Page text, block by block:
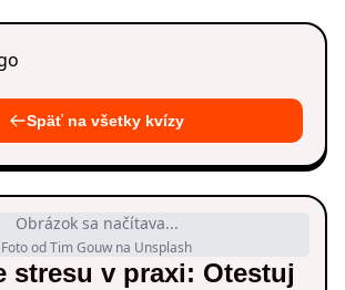
Späť na všetky kvízy
Obrázok sa načítava...
Foto od Tim Gouw na Unsplash
stresu v praxi: Otestuj